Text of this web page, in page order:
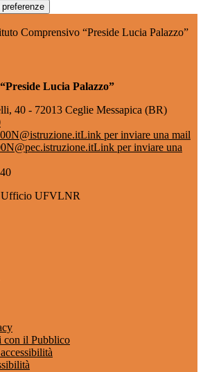
Comprensivo “Preside Lucia Palazzo”
Lucia Palazzo”
40 - 72013 Ceglie Messapica (BR)
Link per inviare una mail
Link per inviare una
Ufficio UFVLNR
il Pubblico